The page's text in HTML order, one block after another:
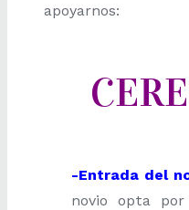
apoyarnos:
-Entrada del
novio opta